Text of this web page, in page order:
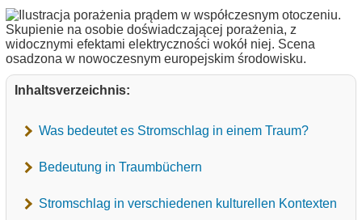
Inhaltsverzeichnis:
Was bedeutet es Stromschlag in einem Traum?
Bedeutung in Traumbüchern
Stromschlag in verschiedenen kulturellen Kontexten